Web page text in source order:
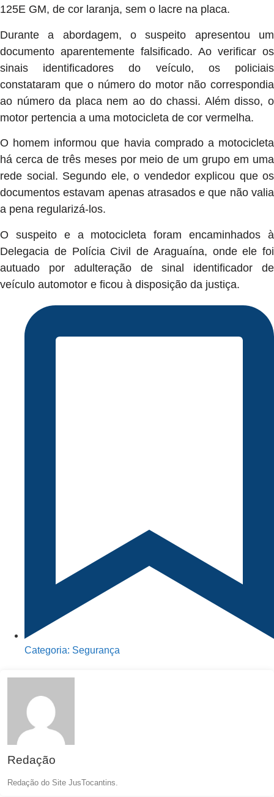
125E GM, de cor laranja, sem o lacre na placa.
Durante a abordagem, o suspeito apresentou um
documento aparentemente falsificado. Ao verificar os
sinais identificadores do veículo, os policiais
constataram que o número do motor não correspondia
ao número da placa nem ao do chassi. Além disso, o
motor pertencia a uma motocicleta de cor vermelha.
O homem informou que havia comprado a motocicleta
há cerca de três meses por meio de um grupo em uma
rede social. Segundo ele, o vendedor explicou que os
documentos estavam apenas atrasados e que não valia
a pena regularizá-los.
O suspeito e a motocicleta foram encaminhados à
Delegacia de Polícia Civil de Araguaína, onde ele foi
autuado por adulteração de sinal identificador de
veículo automotor e ficou à disposição da justiça.
Categoria: Segurança
Redação
Redação do Site JusTocantins.